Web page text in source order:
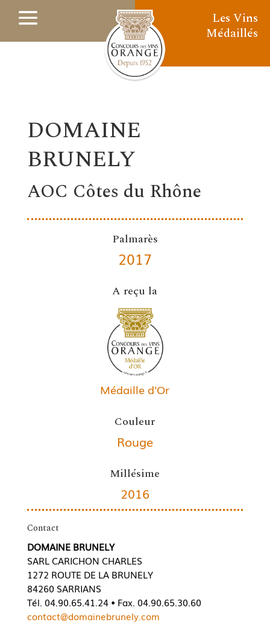
Les Vins
Médaillés
DOMAINE
BRUNELY
AOC Côtes du Rhône
Palmarès
2017
A reçu la
Médaille d'Or
Couleur
Rouge
Millésime
2016
Contact
DOMAINE BRUNELY
SARL CARICHON CHARLES
1272 ROUTE DE LA BRUNELY
84260 SARRIANS
Tél. 04.90.65.41.24 • Fax. 04.90.65.30.60
contact@domainebrunely.com